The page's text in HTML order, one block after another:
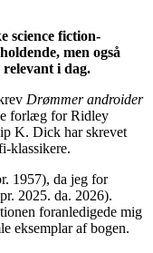
science fiction-
men også
i dag.
Drømmer androider
forlæg for Ridley
K. Dick har skrevet
klassikere.
1957), da jeg for
2025. da. 2026).
foranledigede mig
eksemplar af bogen.